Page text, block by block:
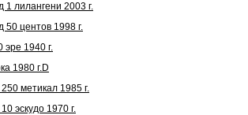
лилангени 2003 г.
50 центов 1998 г.
1940 г.
1980 г.D
метикал 1985 г.
эскудо 1970 г.